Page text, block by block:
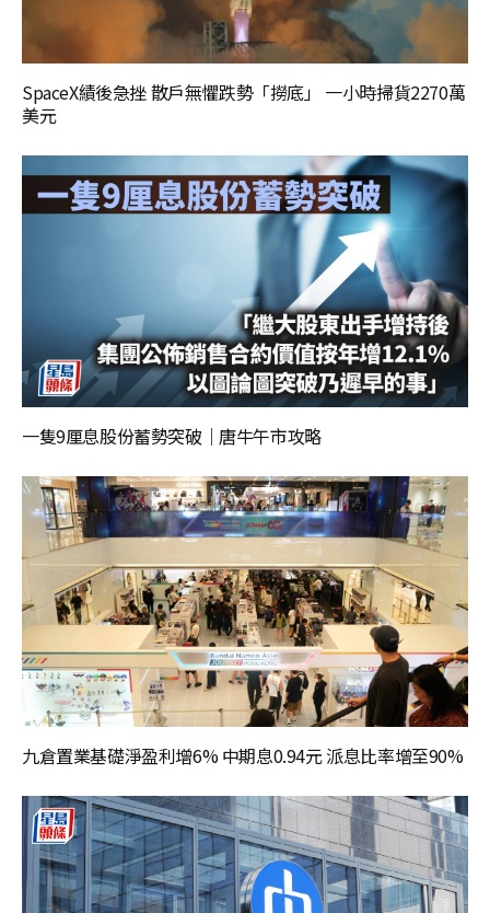
SpaceX績後急挫 散戶無懼跌勢「撈底」 一小時掃貨2270萬
美元
一隻9厘息股份蓄勢突破｜唐牛午市攻略
九倉置業基礎淨盈利增6% 中期息0.94元 派息比率增至90%